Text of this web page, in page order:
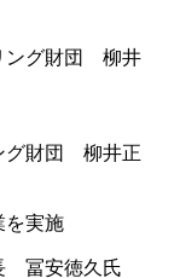
グ財団 柳井正
を実施